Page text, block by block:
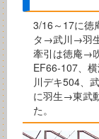
3/16～17に
タ→武川→羽
牽引は徳庵→
EF66-107、
川デキ504、
に羽生→東武
た。